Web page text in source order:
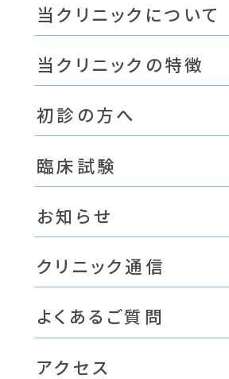
当クリニックについて
当クリニックの特徴
初診の方へ
臨床試験
お知らせ
クリニック通信
よくあるご質問
アクセス